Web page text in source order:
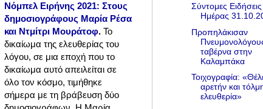
Νόμπελ Ειρήνης 2021: Στους
δημοσιογράφους Μαρία Ρέσα
και Ντμίτρι Μουράτοφ. Το
δικαίωμα της ελευθερίας του
λόγου, σε μια εποχή που το
δικαίωμα αυτό απειλείται σε
όλο τον κόσμο, τιμήθηκε
σήμερα με τη βράβευση δύο
Σύντομες
Ημέρας
Προπηλάκισαν
ταβέρνα στην
Καλαμπάκα
Τοιχογραφία:
αρετήν και
ελευθερία»